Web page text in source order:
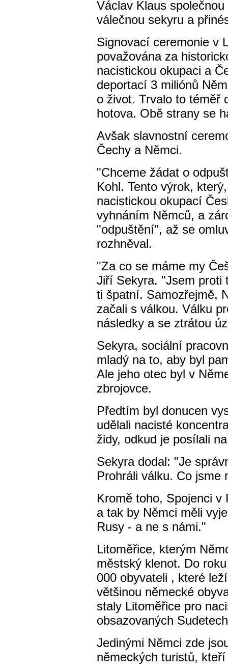
Václav Klaus
válečnou sekyru a
Signovací ceremonie v
považována za
nacistickou okupaci a
deportací 3 miliónů
o život. Trvalo to téměř
hotova. Obě strany se
Avšak slavnostní
Čechy a Němci.
"Chceme žádat o
Kohl. Tento výrok,
nacistickou okupací
vyhnáním Němců, a
"odpuštění", až se
rozhněval.
"Za co se máme my
Jiří Sekyra. "Jsem proti
ti špatní. Samozřejmě,
začali s válkou. Válku
následky a se ztrátou
Sekyra, sociální
mladý na to, aby byl
Ale jeho otec byl v
zbrojovce.
Předtím byl donucen
udělali nacisté
židy, odkud je posílali
Sekyra dodal: "Je
Prohráli válku. Co jsme
Kromě toho, Spojenci v
a tak by Němci měli
Rusy - a ne s námi."
Litoměřice, kterým
městský klenot. Do
000 obyvateli , které
většinou německé
staly Litoměřice pro
obsazovaných
Jedinými Němci zde
německých turistů,